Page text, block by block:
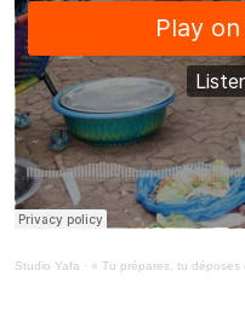
Studio Yafa · « Tu prépares, tu